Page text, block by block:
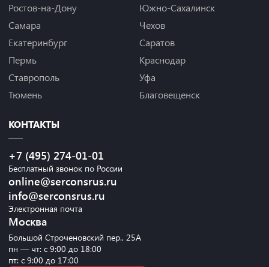
Ростов-на-Дону
Самара
Екатеринбург
Пермь
Ставрополь
Тюмень
Южно-Сахалинск
Чехов
Саратов
Краснодар
Уфа
Благовещенск
КОНТАКТЫ
+7 (495) 274-01-01
Бесплатный звонок по России
online@serconsrus.ru
info@serconsrus.ru
Электронная почта
Москва
Большой Строченовский пер., 25А
пн — чт: с 9:00 до 18:00
пт: с 9:00 до 17:00